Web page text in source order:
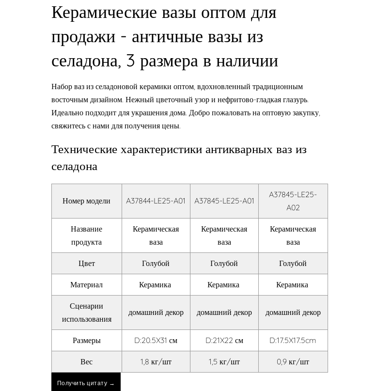
Керамические вазы оптом для
продажи - античные вазы из
селадона, 3 размера в наличии
Набор ваз из селадоновой керамики оптом, вдохновленный традиционным
восточным дизайном. Нежный цветочный узор и нефритово-гладкая глазурь.
Идеально подходит для украшения дома. Добро пожаловать на оптовую закупку,
свяжитесь с нами для получения цены.
Технические характеристики антикварных ваз из
селадона
Номер модели A37844-LE25-A01 A37845-LE25-A01
A37845-LE25-
A02
Название
продукта
Керамическая
ваза
Керамическая
ваза
Керамическая
ваза
Цвет Голубой Голубой Голубой
Материал Керамика Керамика Керамика
Сценарии
использования
домашний декор домашний декор домашний декор
Размеры D:20.5X31 см D:21X22 см D:17.5X17.5cm
Вес 1,8 кг/шт 1,5 кг/шт 0,9 кг/шт
Получить цитату →